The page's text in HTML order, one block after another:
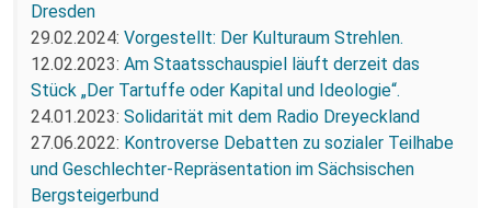
Dresden
29.02.2024: Vorgestellt: Der Kulturaum Strehlen.
12.02.2023: Am Staatsschauspiel läuft derzeit das
Stück „Der Tartuffe oder Kapital und Ideologie“.
24.01.2023: Solidarität mit dem Radio Dreyeckland
27.06.2022: Kontroverse Debatten zu sozialer Teilhabe
und Geschlechter-Repräsentation im Sächsischen
Bergsteigerbund